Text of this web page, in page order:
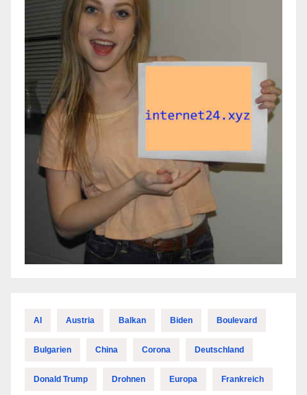
AI Austria Balkan Biden Boulevard
Bulgarien China Corona Deutschland
Donald Trump Drohnen Europa Frankreich